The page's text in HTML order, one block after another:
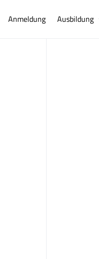
Anmeldung Ausbildung